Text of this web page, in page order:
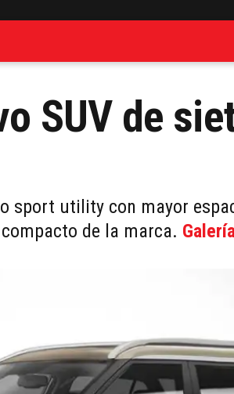
SUV de
sport utility con mayor
de la marca.